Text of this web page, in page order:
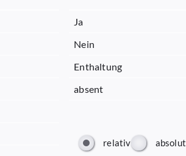
Ja
Nein
Enthaltung
absent
relativ absolut